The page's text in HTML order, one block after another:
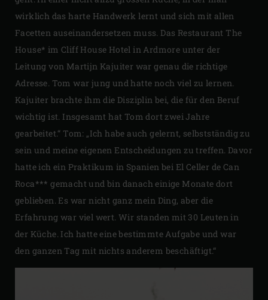
wirklich das harte Handwerk lernt und sich mit allen
Facetten auseinandersetzen muss. Das Restaurant The
House* im Cliff House Hotel in Ardmore unter der
Leitung von Martijn Kajuiter war genau die richtige
Adresse. Tom war jung und hatte noch viel zu lernen.
Kajuiter brachte ihm die Disziplin bei, die für den Beruf
wichtig ist. Insgesamt hat Tom dort zwei Jahre
gearbeitet.“ Tom: „Ich habe auch gelernt, selbstständig zu
sein und meine eigenen Entscheidungen zu treffen. Davor
hatte ich ein Praktikum in Spanien bei El Celler de Can
Roca*** gemacht und bin danach einige Monate dort
geblieben. Es war nicht ganz mein Ding, aber die
Erfahrung war viel wert. Wir standen mit 30 Leuten in
der Küche. Ich hatte eine bestimmte Aufgabe und war
den ganzen Tag mit nichts anderem beschäftigt.“